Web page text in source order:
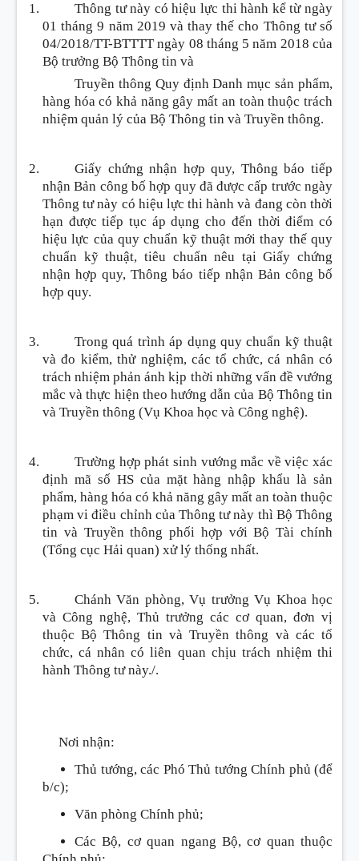
Thông tư này có hiệu lực thi hành kể từ ngày
01 tháng 9 năm 2019 và thay thế cho Thông tư số
04/2018/TT-BTTTT ngày 08 tháng 5 năm 2018 của
Bộ trưởng Bộ Thông tin và
Truyền thông Quy định Danh mục sản phẩm,
hàng hóa có khả năng gây mất an toàn thuộc trách
nhiệm quản lý của Bộ Thông tin và Truyền thông.
Giấy chứng nhận hợp quy, Thông báo tiếp
nhận Bản công bố hợp quy đã được cấp trước ngày
Thông tư này có hiệu lực thi hành và đang còn thời
hạn được tiếp tục áp dụng cho đến thời điểm có
hiệu lực của quy chuẩn kỹ thuật mới thay thế quy
chuẩn kỹ thuật, tiêu chuẩn nêu tại Giấy chứng
nhận hợp quy, Thông báo tiếp nhận Bản công bố
hợp quy.
Trong quá trình áp dụng quy chuẩn kỹ thuật
và đo kiểm, thử nghiệm, các tổ chức, cá nhân có
trách nhiệm phản ánh kịp thời những vấn đề vướng
mắc và thực hiện theo hướng dẫn của Bộ Thông tin
và Truyền thông (Vụ Khoa học và Công nghệ).
Trường hợp phát sinh vướng mắc về việc xác
định mã số HS của mặt hàng nhập khẩu là sản
phẩm, hàng hóa có khả năng gây mất an toàn thuộc
phạm vi điều chỉnh của Thông tư này thì Bộ Thông
tin và Truyền thông phối hợp với Bộ Tài chính
(Tổng cục Hải quan) xử lý thống nhất.
Chánh Văn phòng, Vụ trưởng Vụ Khoa học
và Công nghệ, Thủ trưởng các cơ quan, đơn vị
thuộc Bộ Thông tin và Truyền thông và các tổ
chức, cá nhân có liên quan chịu trách nhiệm thi
hành Thông tư này./.
Nơi nhận:
Thủ tướng, các Phó Thủ tướng Chính phủ (để
b/c);
Văn phòng Chính phủ;
Các Bộ, cơ quan ngang Bộ, cơ quan thuộc